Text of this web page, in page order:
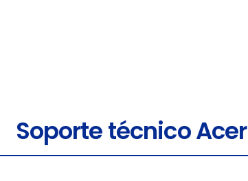
Soporte técnico Acer